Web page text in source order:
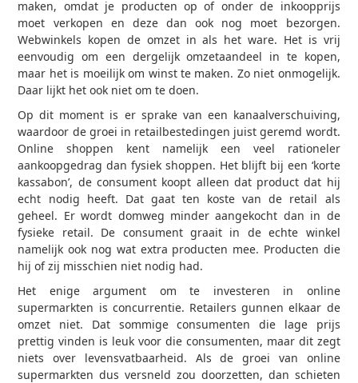
maken, omdat je producten op of onder de inkoopprijs
moet verkopen en deze dan ook nog moet bezorgen.
Webwinkels kopen de omzet in als het ware. Het is vrij
eenvoudig om een dergelijk omzetaandeel in te kopen,
maar het is moeilijk om winst te maken. Zo niet onmogelijk.
Daar lijkt het ook niet om te doen.
Op dit moment is er sprake van een kanaalverschuiving,
waardoor de groei in retailbestedingen juist geremd wordt.
Online shoppen kent namelijk een veel rationeler
aankoopgedrag dan fysiek shoppen. Het blijft bij een ‘korte
kassabon’, de consument koopt alleen dat product dat hij
echt nodig heeft. Dat gaat ten koste van de retail als
geheel. Er wordt domweg minder aangekocht dan in de
fysieke retail. De consument graait in de echte winkel
namelijk ook nog wat extra producten mee. Producten die
hij of zij misschien niet nodig had.
Het enige argument om te investeren in online
supermarkten is concurrentie. Retailers gunnen elkaar de
omzet niet. Dat sommige consumenten die lage prijs
prettig vinden is leuk voor die consumenten, maar dit zegt
niets over levensvatbaarheid. Als de groei van online
supermarkten dus versneld zou doorzetten, dan schieten